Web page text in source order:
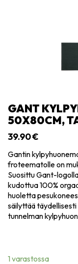
GANT
50X80CM,
39.90€
Gantin
froteematolle on
Suosittu Gant-
kudottua 100%
huoletta
säilyttää
tunnelman
1 varastossa